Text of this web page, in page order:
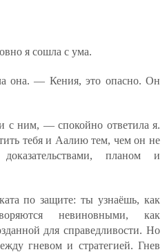
я сошла с ума.
она. — Кения, это опасно. Он
с ним, — спокойно ответила я.
тебя и Аалию тем, чем он не
планом и
по защите: ты узнаёшь, как
невиновными, как
для справедливости. Но
гневом и стратегией. Гнев